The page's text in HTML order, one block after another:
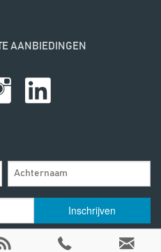
AANBIEDINGEN
prijzen zijn exclusief btw, tenzij